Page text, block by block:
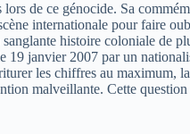
de ce génocide. Sa
internationale pour faire
histoire coloniale de
janvier 2007 par un
les chiffres au maximum,
malveillante. Cette